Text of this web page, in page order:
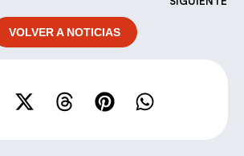
VOLVER A NOTICIAS